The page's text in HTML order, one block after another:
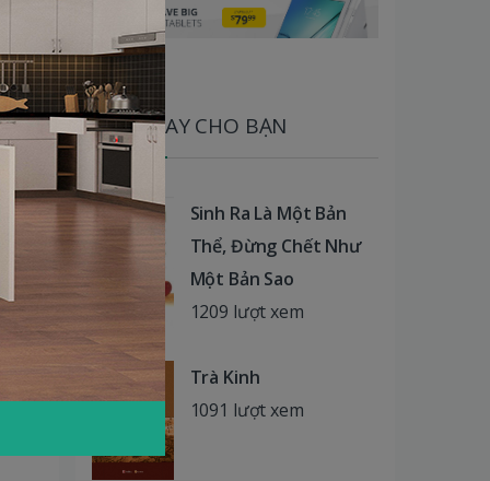
SÁCH HAY CHO BẠN
Sinh Ra Là Một Bản
Thể, Đừng Chết Như
Một Bản Sao
1209 lượt xem
Trà Kinh
1091 lượt xem